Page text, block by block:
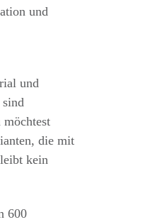
und
und
sind
die mit
kein
600